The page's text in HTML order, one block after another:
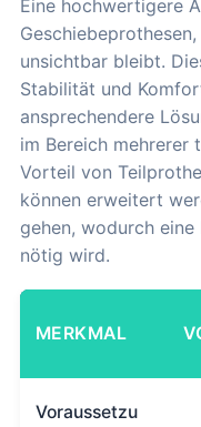
Eine hochwertigere
unsichtbar bleibt.
Stabilität und
ansprechendere
im Bereich mehrerer
Vorteil von
können erweitert
gehen, wodurch
nötig wird.
MERKMAL
Voraussetzu